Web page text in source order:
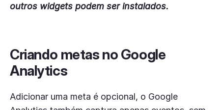
outros widgets podem ser instalados.
Criando metas no Google
Analytics
Adicionar uma meta é opcional, o Google